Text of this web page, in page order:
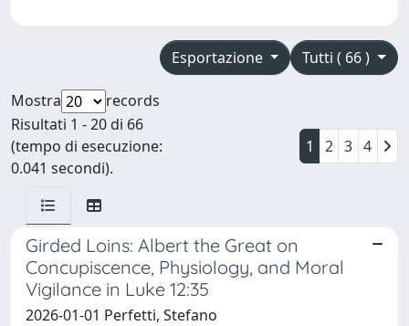
Tutti ( 66 )
Esportazione
Mostra
records
Risultati 1 - 20 di 66
(tempo di esecuzione:
0.041 secondi).
1 2 3 4
Girded Loins: Albert the Great on
Concupiscence, Physiology, and Moral
Vigilance in Luke 12:35
2026-01-01 Perfetti, Stefano